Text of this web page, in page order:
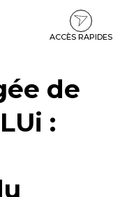
ACCÈS RAPIDES
de
: